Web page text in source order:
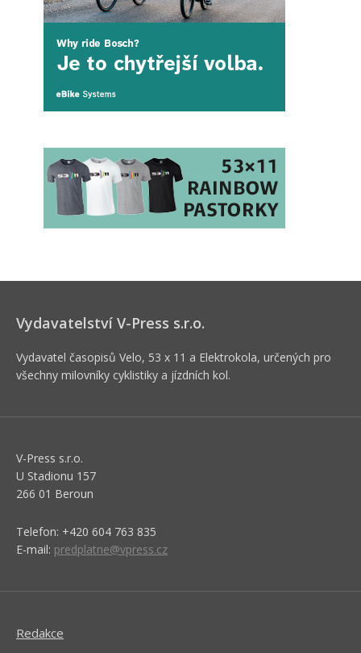
Vydavatelství V-Press s.r.o.
Vydavatel časopisů Velo, 53 x 11 a Elektrokola, určených pro
všechny milovníky cyklistiky a jízdních kol.
V-Press s.r.o.
U Stadionu 157
266 01 Beroun
Telefon: +420 604 763 835
E-mail: predplatne@vpress.cz
Redakce